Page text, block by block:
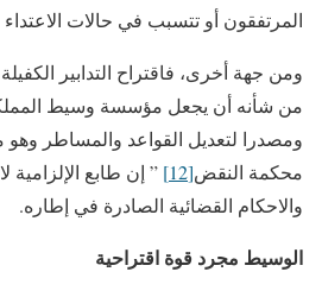
المرتفقون أو تتسبب في حالات الاعتداء
ومن جهة أخرى، فاقتراح التدابير
من شأنه أن يجعل مؤسسة وسيط
ومصدرا لتعديل القواعد والمساطر وهو
محكمة النقض[12]
” إن طابع الإلزامية
والاحكام القضائية الصادرة في إطاره.
الوسيط مجرد قوة اقتراحية